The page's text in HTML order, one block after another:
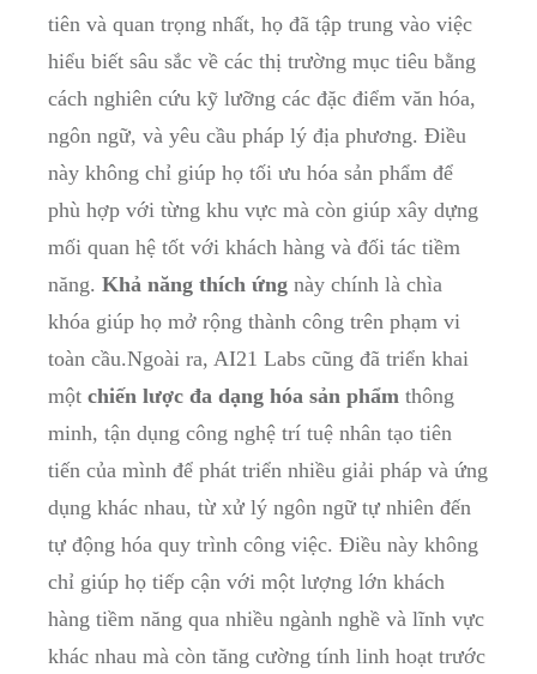
tiên và quan trọng nhất, họ đã tập trung vào việc
hiểu biết sâu sắc về các thị trường mục tiêu bằng
cách nghiên cứu kỹ lưỡng các đặc điểm văn hóa,
ngôn ngữ, và yêu cầu pháp lý địa phương. Điều
này không chỉ giúp họ tối ưu hóa sản phẩm để
phù hợp với từng khu vực mà còn giúp xây dựng
mối quan hệ tốt với khách hàng và đối tác tiềm
năng. Khả năng thích ứng này chính là chìa
khóa giúp họ mở rộng thành công trên phạm vi
toàn cầu.Ngoài ra, AI21 Labs cũng đã triển khai
một chiến lược đa dạng hóa sản phẩm thông
minh, tận dụng công nghệ trí tuệ nhân tạo tiên
tiến của mình để phát triển nhiều giải pháp và ứng
dụng khác nhau, từ xử lý ngôn ngữ tự nhiên đến
tự động hóa quy trình công việc. Điều này không
chỉ giúp họ tiếp cận với một lượng lớn khách
hàng tiềm năng qua nhiều ngành nghề và lĩnh vực
khác nhau mà còn tăng cường tính linh hoạt trước